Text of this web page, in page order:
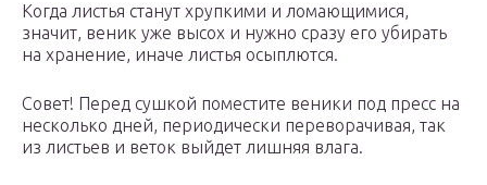
Когда листья станут хрупкими и ломающимися,
значит, веник уже высох и нужно сразу его убирать
на хранение, иначе листья осыплются.
Совет! Перед сушкой поместите веники под пресс на
несколько дней, периодически переворачивая, так
из листьев и веток выйдет лишняя влага.